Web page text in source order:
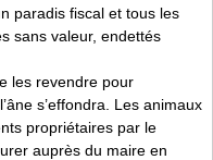
paradis fiscal et tous les
sans valeur, endettés
les revendre pour
s’effondra. Les animaux
propriétaires par le
auprès du maire en